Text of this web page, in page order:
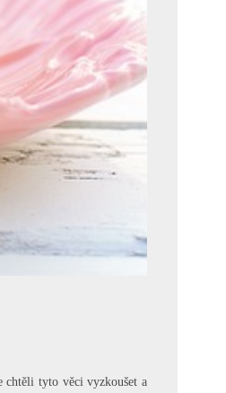
chtěli tyto věci vyzkoušet a